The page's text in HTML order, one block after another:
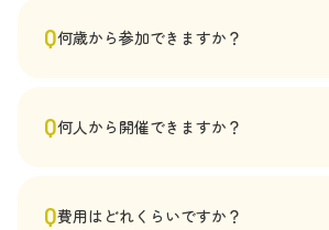
Q何歳から参加できますか？
15歳以上を推奨していますが、小学4年生
Q何人から開催できますか？
6名から開催可能です。最大80名の実施
Q費用はどれくらいですか？